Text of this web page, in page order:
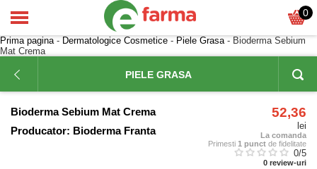
0
Prima pagina- Dermatologice Cosmetice - Piele Grasa- Bioderma Sebium
Mat Crema
PIELE GRASA
Bioderma Sebium Mat Crema
Producator: Bioderma Franta
52,36
lei
La comanda
Primesti 1 punct de fidelitate
0/5
0 review-uri